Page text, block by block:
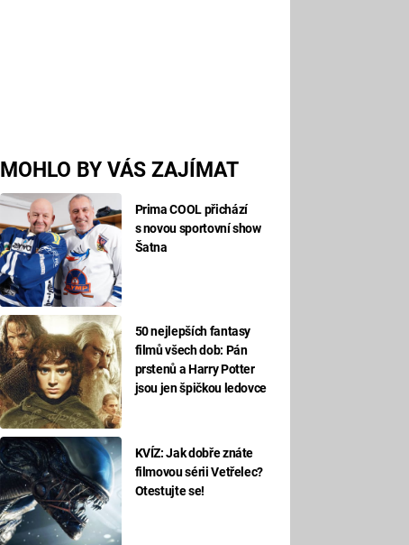
MOHLO BY VÁS ZAJÍMAT
Prima COOL přichází
s novou sportovní show
Šatna
50 nejlepších fantasy
filmů všech dob: Pán
prstenů a Harry Potter
jsou jen špičkou ledovce
KVÍZ: Jak dobře znáte
filmovou sérii Vetřelec?
Otestujte se!